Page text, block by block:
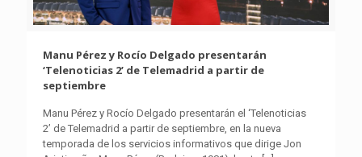
Manu Pérez y Rocío Delgado presentarán
‘Telenoticias 2’ de Telemadrid a partir de
septiembre
Manu Pérez y Rocío Delgado presentarán el ‘Telenoticias
2’ de Telemadrid a partir de septiembre, en la nueva
temporada de los servicios informativos que dirige Jon